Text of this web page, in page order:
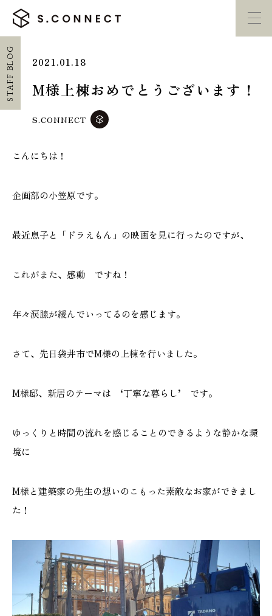
HOME
エスコネについて
CASE
スタッフブログ
COMPANY
会社情報
ACCESS MAP
プライバシーポリシー
家づくり勉強会
本社 浜松店
STAFF BLOG 2021.01.18
M様上棟おめでとうございます！
S.CONNECT
こんにちは！
企画部の小笠原です。
最近息子と「ドラえもん」の映画を見に行ったのですが、
これがまた、感動 ですね！
年々涙腺が緩んでいってるのを感じます。
さて、先日袋井市でM様の上棟を行いました。
M様邸、新居のテーマは ‘丁寧な暮らし’ です。
ゆっくりと時間の流れを感じることのできるような静かな環
境に
M様と建築家の先生の想いのこもった素敵なお家ができまし
た！